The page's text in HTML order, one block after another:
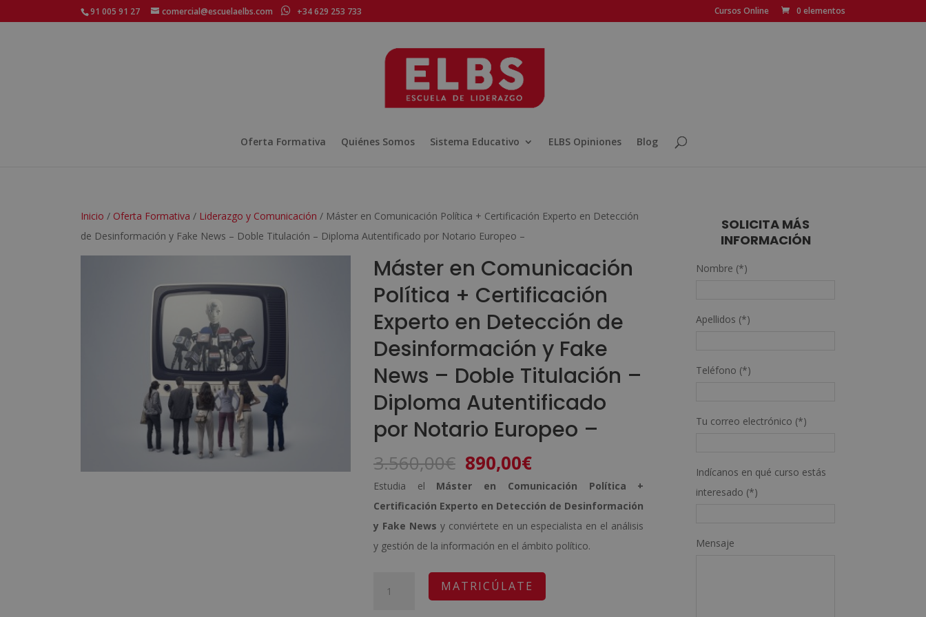
91 005 91 27 comercial@escuelaelbs.com +34 629 253 733 Cursos Online 0 elementos
Oferta Formativa Quiénes Somos Sistema Educativo ELBS Opiniones Blog
Inicio / Oferta Formativa / Liderazgo y Comunicación / Máster en Comunicación Política + Certificación Experto en Detección
de Desinformación y Fake News – Doble Titulación – Diploma Autentificado por Notario Europeo –
Máster en Comunicación
Política + Certificación
Experto en Detección de
Desinformación y Fake
News – Doble Titulación –
Diploma Autentificado
por Notario Europeo –
3.560,00€ El
precio
original
era:
3.560,00€.
890,00€El
precio
actual
es:
890,00€.
Estudia el Máster en Comunicación Política +
Certificación Experto en Detección de Desinformación
y Fake News y conviértete en un especialista en el análisis
y gestión de la información en el ámbito político.
MATRICÚLATE
SOLICITA MÁS
INFORMACIÓN
Nombre (*)
Apellidos (*)
Teléfono (*)
Tu correo electrónico (*)
Indícanos en qué curso estás
interesado (*)
Mensaje